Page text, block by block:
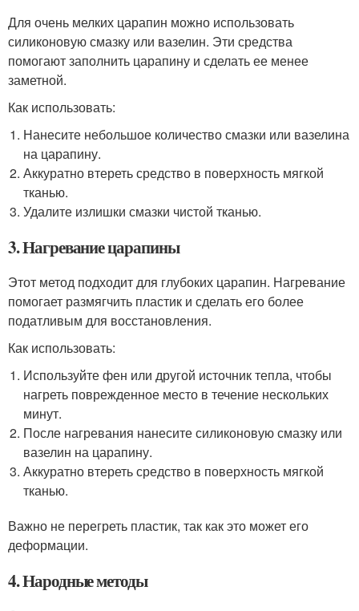
Для очень мелких царапин можно использовать
силиконовую смазку или вазелин. Эти средства
помогают заполнить царапину и сделать ее менее
заметной.
Как использовать:
Нанесите небольшое количество смазки или вазелина
на царапину.
Аккуратно втереть средство в поверхность мягкой
тканью.
Удалите излишки смазки чистой тканью.
3. Нагревание царапины
Этот метод подходит для глубоких царапин. Нагревание
помогает размягчить пластик и сделать его более
податливым для восстановления.
Как использовать:
Используйте фен или другой источник тепла, чтобы
нагреть поврежденное место в течение нескольких
минут.
После нагревания нанесите силиконовую смазку или
вазелин на царапину.
Аккуратно втереть средство в поверхность мягкой
тканью.
Важно не перегреть пластик, так как это может его
деформации.
4. Народные методы